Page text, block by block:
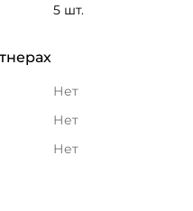
5 шт.
Нет
Нет
Нет